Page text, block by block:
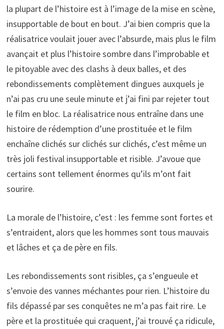
la plupart de l’histoire est à l’image de la mise en scène,
insupportable de bout en bout. J’ai bien compris que la
réalisatrice voulait jouer avec l’absurde, mais plus le film
avançait et plus l’histoire sombre dans l’improbable et
le pitoyable avec des clashs à deux balles, et des
rebondissements complètement dingues auxquels je
n’ai pas cru une seule minute et j’ai fini par rejeter tout
le film en bloc. La réalisatrice nous entraîne dans une
histoire de rédemption d’une prostituée et le film
enchaîne clichés sur clichés sur clichés, c’est même un
très joli festival insupportable et risible. J’avoue que
certains sont tellement énormes qu’ils m’ont fait
sourire.
La morale de l’histoire, c’est : les femme sont fortes et
s’entraident, alors que les hommes sont tous mauvais
et lâches et ça de père en fils.
Les rebondissements sont risibles, ça s’engueule et
s’envoie des vannes méchantes pour rien. L’histoire du
fils dépassé par ses conquêtes ne m’a pas fait rire. Le
père et la prostituée qui craquent, j’ai trouvé ça ridicule,